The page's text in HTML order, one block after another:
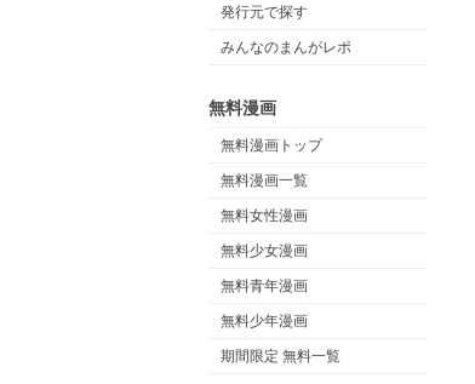
発行元で探す
みんなのまんがレポ
無料漫画
無料漫画トップ
無料漫画一覧
無料女性漫画
無料少女漫画
無料青年漫画
無料少年漫画
期間限定 無料一覧